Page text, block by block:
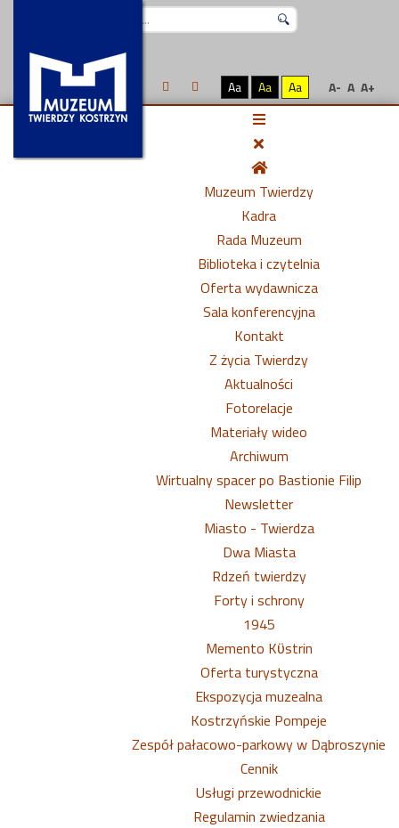
Aa Aa Aa A- A A+
Muzeum Twierdzy
Kadra
Rada Muzeum
Biblioteka i czytelnia
Oferta wydawnicza
Sala konferencyjna
Kontakt
Z życia Twierdzy
Aktualności
Fotorelacje
Materiały wideo
Archiwum
Wirtualny spacer po Bastionie Filip
Newsletter
Miasto - Twierdza
Dwa Miasta
Rdzeń twierdzy
Forty i schrony
1945
Memento Kϋstrin
Oferta turystyczna
Ekspozycja muzealna
Kostrzyńskie Pompeje
Zespół pałacowo-parkowy w Dąbroszynie
Cennik
Usługi przewodnickie
Regulamin zwiedzania